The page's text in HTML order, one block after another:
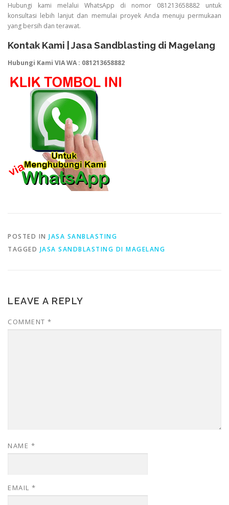
Hubungi kami melalui WhatsApp di nomor 081213658882 untuk
konsultasi lebih lanjut dan memulai proyek Anda menuju permukaan
yang bersih dan terawat.
Kontak Kami | Jasa Sandblasting di Magelang
Hubungi Kami VIA WA : 081213658882
POSTED IN JASA SANBLASTING
TAGGED JASA SANDBLASTING DI MAGELANG
LEAVE A REPLY
COMMENT *
NAME *
EMAIL *